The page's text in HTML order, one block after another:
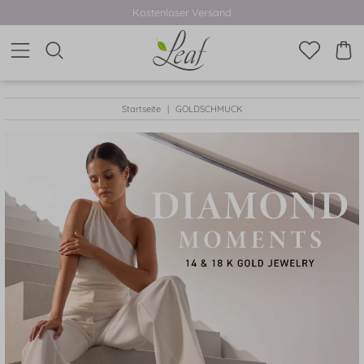
Kostenloser Versand
Startseite GOLDSCHMUCK